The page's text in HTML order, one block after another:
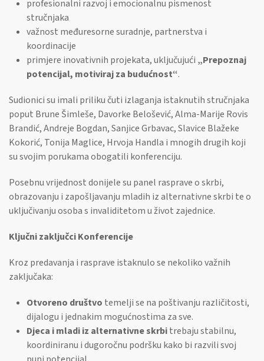
profesionalni razvoj i emocionalnu pismenost
stručnjaka
važnost međuresorne suradnje, partnerstva i
koordinacije
primjere inovativnih projekata, uključujući „Prepoznaj
potencijal, motiviraj za budućnost“.
Sudionici su imali priliku čuti izlaganja istaknutih stručnjaka
poput Brune Šimleše, Davorke Belošević, Alma-Marije Rovis
Brandić, Andreje Bogdan, Sanjice Grbavac, Slavice Blažeke
Kokorić, Tonija Maglice, Hrvoja Handla i mnogih drugih koji
su svojim porukama obogatili konferenciju.
Posebnu vrijednost donijele su panel rasprave o skrbi,
obrazovanju i zapošljavanju mladih iz alternativne skrbi te o
uključivanju osoba s invaliditetom u život zajednice.
Ključni zaključci Konferencije
Kroz predavanja i rasprave istaknulo se nekoliko važnih
zaključaka:
Otvoreno društvo temelji se na poštivanju različitosti,
dijalogu i jednakim mogućnostima za sve.
Djeca i mladi iz alternativne skrbitrebaju stabilnu,
koordiniranu i dugoročnu podršku kako bi razvili svoj